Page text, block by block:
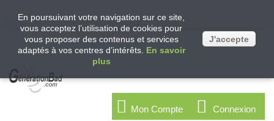
Connexion
Mon Compte
En poursuivant votre navigation sur ce site,
vous acceptez l’utilisation de cookies pour
vous proposer des contenus et services
adaptés à vos centres d’intérêts. En savoir
plus
J'accepte